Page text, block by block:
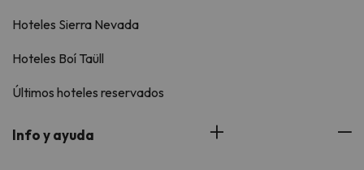
Hoteles Sierra Nevada
Hoteles Boí Taüll
Últimos hoteles reservados
Info y ayuda